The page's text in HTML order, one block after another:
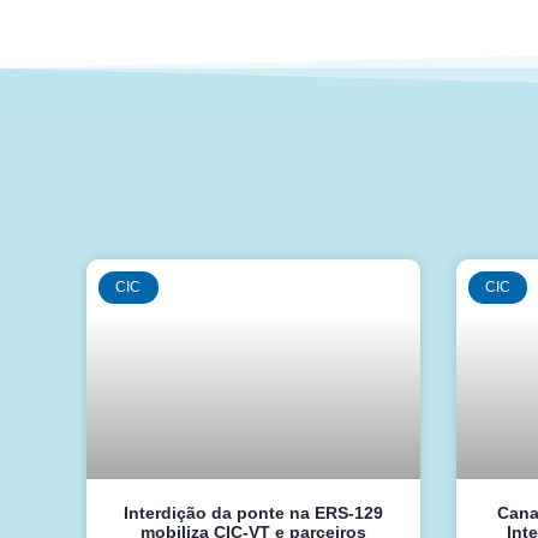
CIC
Interdição da ponte na ERS-129
mobiliza CIC-VT e parceiros
CIC